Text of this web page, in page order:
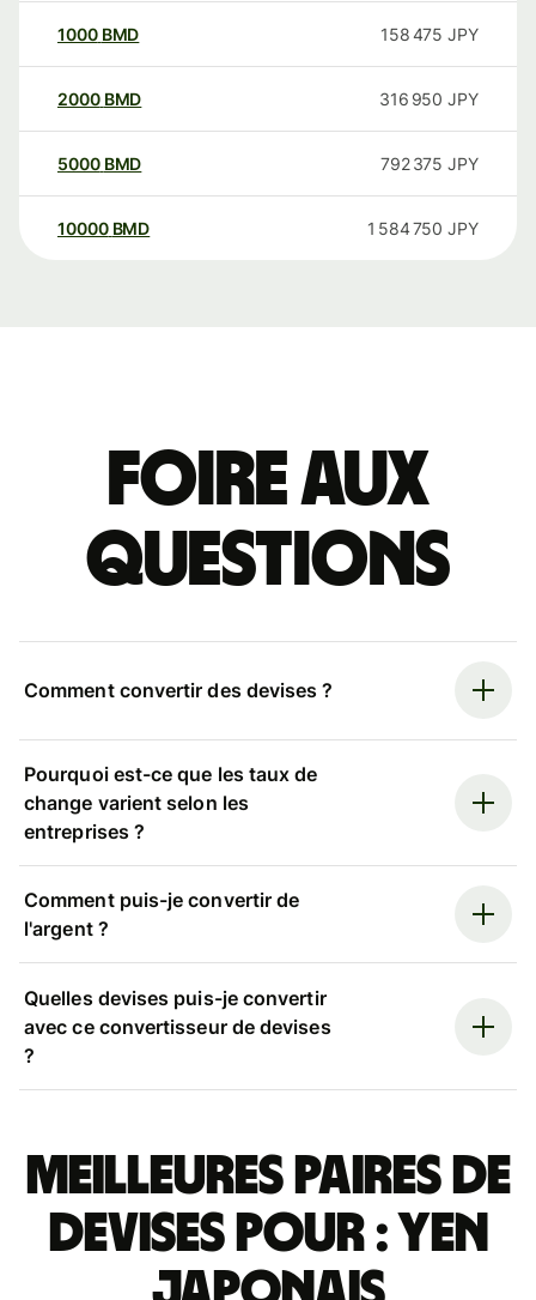
1000 BMD 158 475 JPY
2000 BMD 316 950 JPY
5000 BMD 792 375 JPY
10000 BMD 1 584 750 JPY
Foire aux
questions
Comment convertir des devises ?
Pourquoi est-ce que les taux de
change varient selon les
entreprises ?
Comment puis-je convertir de
l'argent ?
Quelles devises puis-je convertir
avec ce convertisseur de devises
?
Meilleures paires de
devises pour : yen